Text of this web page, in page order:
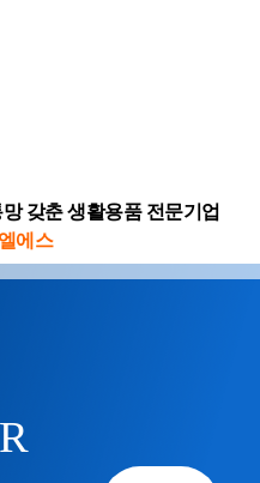
갖춘 생활용품 전문기업
에스